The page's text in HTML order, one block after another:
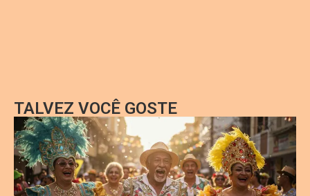
TALVEZ VOCÊ GOSTE